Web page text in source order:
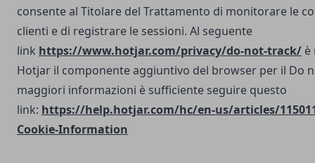
consente al Titolare del Trattamento di monitorare le
clienti e di registrare le sessioni. Al seguente
link https://www.hotjar.com/privacy/do-not-track/ è
Hotjar il componente aggiuntivo del browser per il Do
maggiori informazioni è sufficiente seguire questo
link: https://help.hotjar.com/hc/en-us/articles/
Cookie-Information